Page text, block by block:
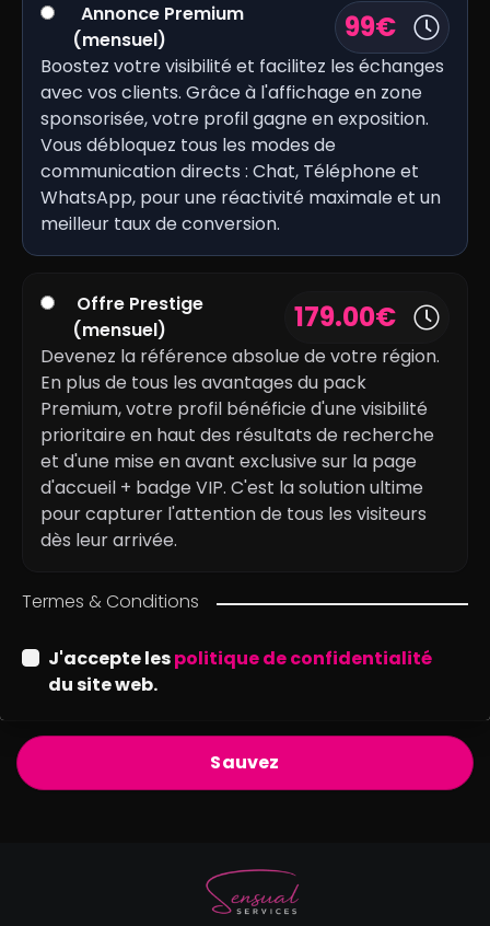
Annonce Premium
(mensuel)
99€
Boostez votre visibilité et facilitez les échanges
avec vos clients. Grâce à l'affichage en zone
sponsorisée, votre profil gagne en exposition.
Vous débloquez tous les modes de
communication directs : Chat, Téléphone et
WhatsApp, pour une réactivité maximale et un
meilleur taux de conversion.
Offre Prestige
(mensuel)
179.00€
Devenez la référence absolue de votre région.
En plus de tous les avantages du pack
Premium, votre profil bénéficie d'une visibilité
prioritaire en haut des résultats de recherche
et d'une mise en avant exclusive sur la page
d'accueil + badge VIP. C'est la solution ultime
pour capturer l'attention de tous les visiteurs
dès leur arrivée.
Termes & Conditions
J'accepte lespolitique de confidentialité
du site web.
Sauvez